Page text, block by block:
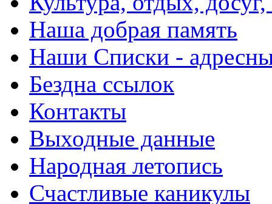
Наша добрая память
Наши Списки -
Бездна ссылок
Контакты
Выходные данные
Народная летопись
Счастливые каникулы